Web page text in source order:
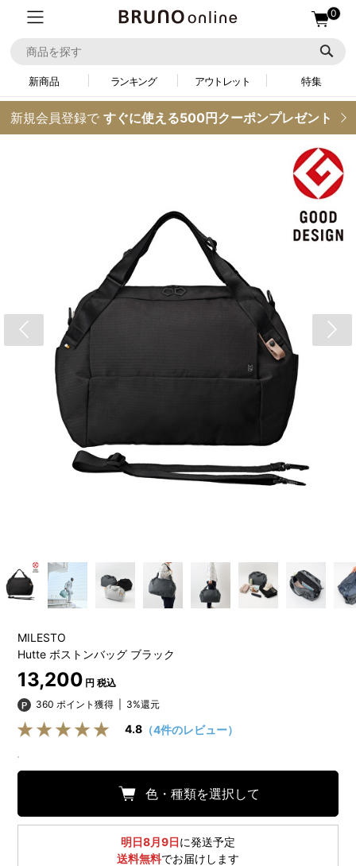
0
新商品 ランキング アウトレット 特集
新規会員登録で すぐに使える500円クーポンプレゼント
MILESTO
Hutte ボストンバッグ ブラック
13,200 円 税込
360 ポイント獲得
3%還元
4.8 （4件のレビュー）
色・種類を選択して
明日8月9日に発送予定
送料無料でお届けします